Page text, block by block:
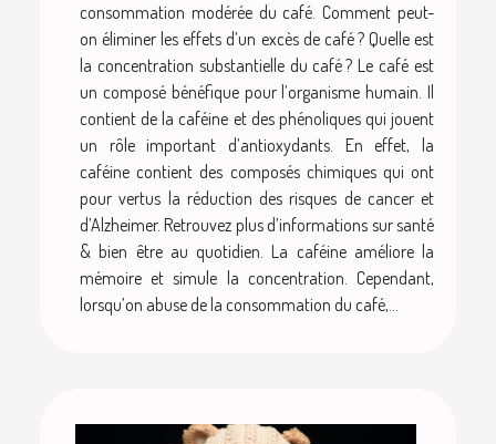
consommation modérée du café. Comment peut-
on éliminer les effets d’un excès de café ? Quelle est
la concentration substantielle du café ? Le café est
un composé bénéfique pour l’organisme humain. Il
contient de la caféine et des phénoliques qui jouent
un rôle important d’antioxydants. En effet, la
caféine contient des composés chimiques qui ont
pour vertus la réduction des risques de cancer et
d’Alzheimer. Retrouvez plus d’informations sur santé
& bien être au quotidien. La caféine améliore la
mémoire et simule la concentration. Cependant,
lorsqu’on abuse de la consommation du café,...